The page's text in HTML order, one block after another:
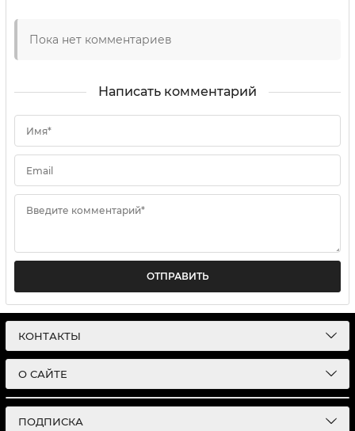
Пока нет комментариев
Написать комментарий
Имя*
Email
Введите комментарий*
ОТПРАВИТЬ
КОНТАКТЫ
О САЙТЕ
ПОДПИСКА